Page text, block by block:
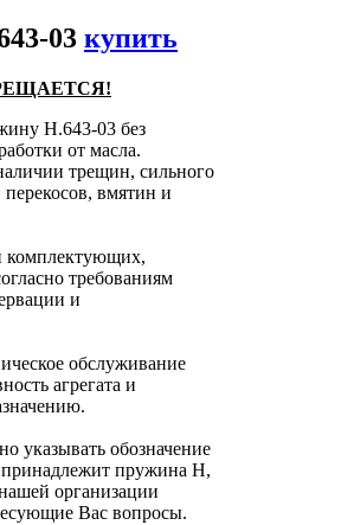
03 купить
Н.643-03 без
от масла.
трещин, сильного
вмятин и
комплектующих,
требованиям
и
обслуживание
агрегата и
указывать обозначение
принадлежит пружина Н,
организации
Вас вопросы.